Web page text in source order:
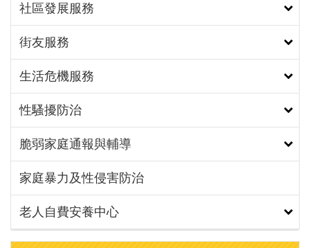
社區發展服務
街友服務
生活危機服務
性騷擾防治
脆弱家庭通報與輔導
家庭暴力及性侵害防治
老人自費安養中心